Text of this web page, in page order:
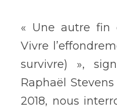
« Une autre fin
Vivre
survivre) »,
Raphaël
2018, nous